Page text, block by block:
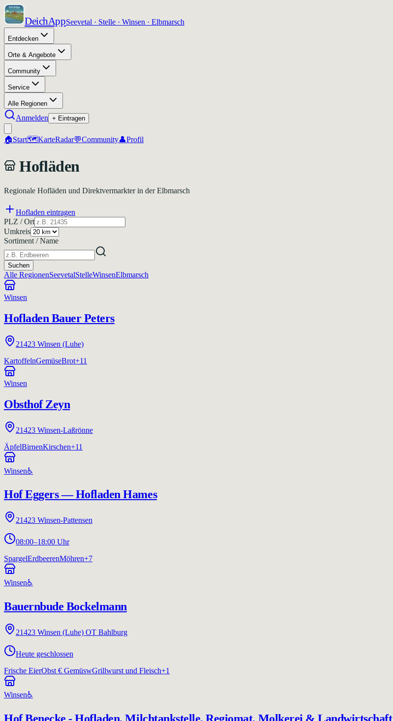
DeichAppSeevetal · Stelle · Winsen · Elbmarsch
Entdecken
Orte & Angebote
Community
Service
Alle Regionen
Anmelden + Eintragen
🏠Start🗺️KarteRadar💬Community👤Profil
Hofläden
Regionale Hofläden und Direktvermarkter in der Elbmarsch
Hofladen eintragen
PLZ / Ort
Umkreis
Sortiment / Name
Suchen
Alle RegionenSeevetalStelleWinsenElbmarsch
Winsen
Hofladen Bauer Peters
21423 Winsen (Luhe)
KartoffelnGemüseBrot+11
Winsen
Obsthof Zeyn
21423 Winsen-Laßrönne
ÄpfelBirnenKirschen+11
Winsen♿
Hof Eggers — Hofladen Hames
21423 Winsen-Pattensen
08:00–18:00 Uhr
SpargelErdbeerenMöhren+7
Winsen♿
Bauernbude Bockelmann
21423 Winsen (Luhe) OT Bahlburg
Heute geschlossen
Frische EierObst € GemüswGrillwurst und Fleisch+1
Winsen♿